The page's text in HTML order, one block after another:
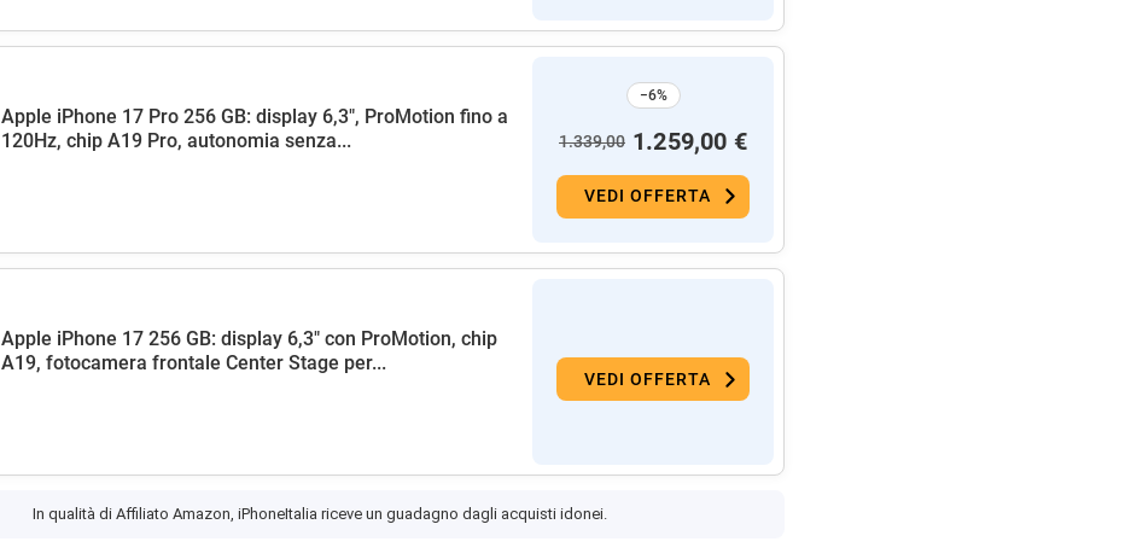
Apple iPhone 17 Pro 256 GB: display 6,3", ProMotion fino a
120Hz, chip A19 Pro, autonomia senza...
−6%
1.339,00 1.259,00 €
VEDI OFFERTA
Apple iPhone 17 256 GB: display 6,3" con ProMotion, chip
A19, fotocamera frontale Center Stage per...
VEDI OFFERTA
In qualità di Affiliato Amazon, iPhoneItalia riceve un guadagno dagli acquisti idonei.